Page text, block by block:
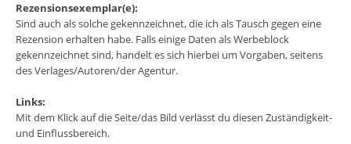
Rezensionsexemplar(e):
Sind auch als solche gekennzeichnet, die ich als Tausch gegen eine
Rezension erhalten habe. Falls einige Daten als Werbeblock
gekennzeichnet sind, handelt es sich hierbei um Vorgaben, seitens
des Verlages/Autoren/der Agentur.
Links:
Mit dem Klick auf die Seite/das Bild verlässt du diesen Zuständigkeit-
und Einflussbereich.